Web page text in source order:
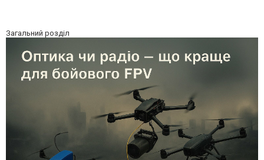
Загальний розділ